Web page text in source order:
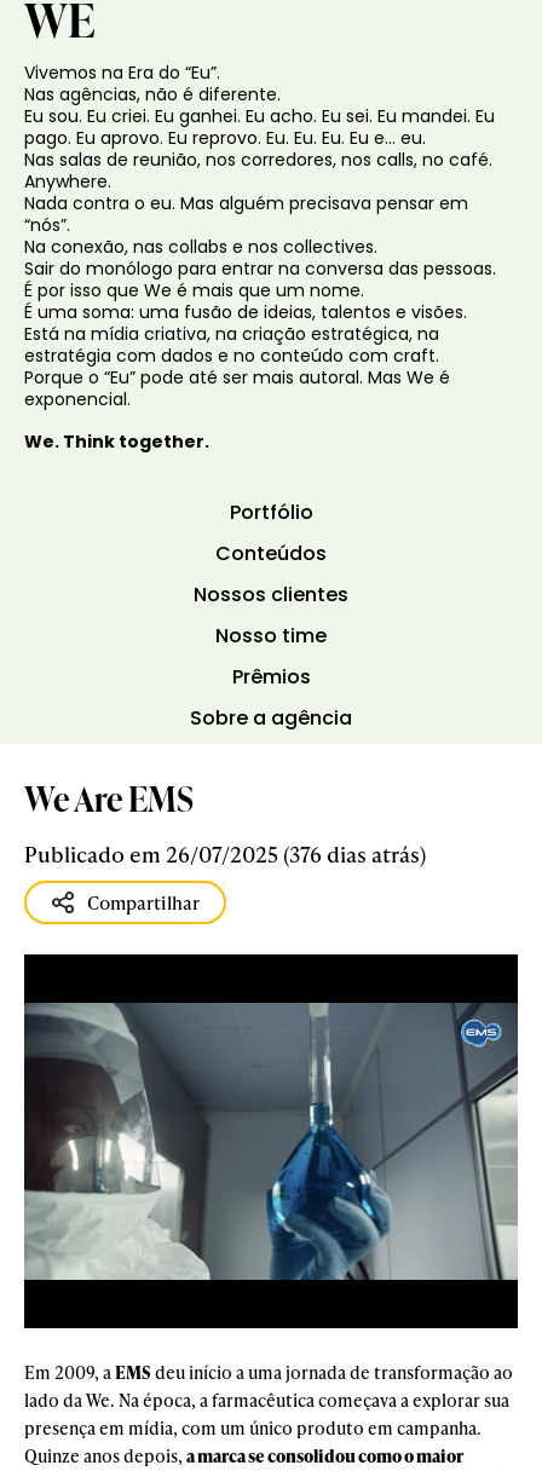
WE
Vivemos na Era do “Eu”.
Nas agências, não é diferente.
Eu sou. Eu criei. Eu ganhei. Eu acho. Eu sei. Eu mandei. Eu
pago. Eu aprovo. Eu reprovo. Eu. Eu. Eu. Eu e… eu.
Nas salas de reunião, nos corredores, nos calls, no café.
Anywhere.
Nada contra o eu. Mas alguém precisava pensar em
“nós”.
Na conexão, nas collabs e nos collectives.
Sair do monólogo para entrar na conversa das pessoas.
É por isso que We é mais que um nome.
É uma soma: uma fusão de ideias, talentos e visões.
Está na mídia criativa, na criação estratégica, na
estratégia com dados e no conteúdo com craft.
Porque o “Eu” pode até ser mais autoral. Mas We é
exponencial.
We. Think together.
Portfólio
Conteúdos
Nossos clientes
Nosso time
Prêmios
Sobre a agência
We Are EMS
Publicado em 26/07/2025 (376 dias atrás)
Compartilhar
Em 2009, aEMS deu início a uma jornada de transformação ao
lado da We. Na época, a farmacêutica começava a explorar sua
presença em mídia, com um único produto em campanha.
Quinze anos depois, a marca se consolidou como o maior